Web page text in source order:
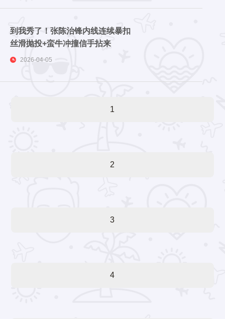
到我秀了！张陈治锋内线连续暴扣
丝滑抛投+蛮牛冲撞信手拈来
2026-04-05
1
2
3
4